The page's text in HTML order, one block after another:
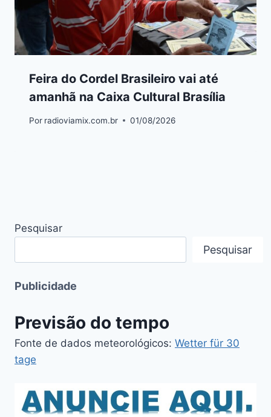
Feira do Cordel Brasileiro vai até
amanhã na Caixa Cultural Brasília
Por radioviamix.com.br 01/08/2026
Pesquisar
Pesquisar
Publicidade
Previsão do tempo
Fonte de dados meteorológicos: Wetter für 30
tage